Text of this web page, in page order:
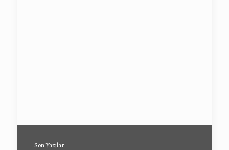
Son Yazılar